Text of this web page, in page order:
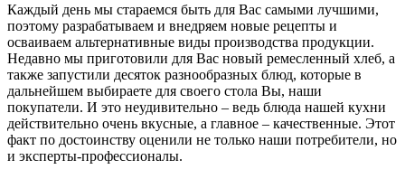
Каждый день мы стараемся быть для Вас самыми лучшими,
поэтому разрабатываем и внедряем новые рецепты и
осваиваем альтернативные виды производства продукции.
Недавно мы приготовили для Вас новый ремесленный хлеб, а
также запустили десяток разнообразных блюд, которые в
дальнейшем выбираете для своего стола Вы, наши
покупатели. И это неудивительно – ведь блюда нашей кухни
действительно очень вкусные, а главное – качественные. Этот
факт по достоинству оценили не только наши потребители, но
и эксперты-профессионалы.